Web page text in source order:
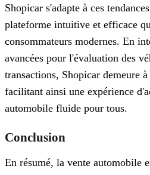
Shopicar s'adapte à ces
plateforme intuitive et efficace
consommateurs modernes. En
avancées pour l'évaluation des
transactions, Shopicar demeure
facilitant ainsi une expérience
automobile fluide pour tous.
Conclusion
En résumé, la vente automobile